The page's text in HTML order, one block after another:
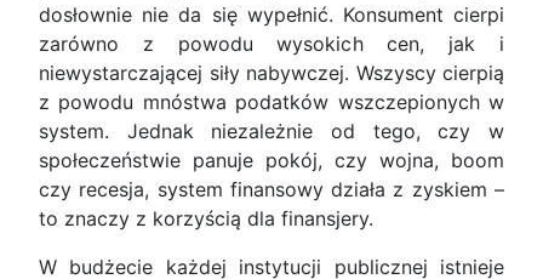
dosłownie nie da się wypełnić. Konsument cierpi
zarówno z powodu wysokich cen, jak i
niewystarczającej siły nabywczej. Wszyscy cierpią
z powodu mnóstwa podatków wszczepionych w
system. Jednak niezależnie od tego, czy w
społeczeństwie panuje pokój, czy wojna, boom
czy recesja, system finansowy działa z zyskiem –
to znaczy z korzyścią dla finansjery.
W budżecie każdej instytucji publicznej istnieje